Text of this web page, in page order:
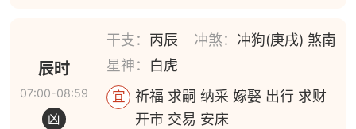
辰时
07:00-08:59
凶
干支： 丙辰 冲煞： 冲狗(庚戌) 煞南
星神： 白虎
宜
祈福 求嗣 纳采 嫁娶 出行 求财
开市 交易 安床